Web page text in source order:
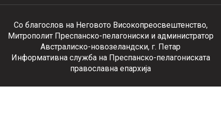
Со благослов на Неговото Високопреосвештенство,
Митрополит Преспанско-пелагониски и администратор
Австралиско-новозеландски, г. Петар
Информативна служба на Преспанско-пелагониската
православна епархија